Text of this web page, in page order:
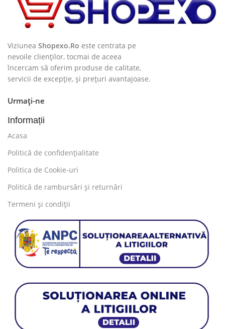
Viziunea Shopexo.Ro este centrata pe
nevoile clienților, tocmai de aceea
încercam să oferim produse de calitate,
servicii de excepție, și prețuri avantajoase.
Urmați-ne
Informații
Acasa
Politică de confidențialitate
Politica de Cookie-uri
Politică de rambursări și returnări
Termeni și condiții